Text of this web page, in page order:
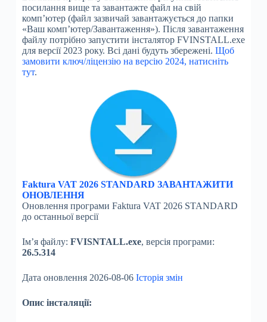
посилання вище та завантажте файл на свій
комп’ютер (файл зазвичай завантажується до папки
«Ваш комп’ютер/Завантаження»). Після завантаження
файлу потрібно запустити інсталятор FVINSTALL.exe
для версії 2023 року. Всі дані будуть збережені. Щоб
замовити ключ/ліцензію на версію 2024, натисніть
тут.
Faktura VAT 2026 STANDARD ЗАВАНТАЖИТИ
ОНОВЛЕННЯ
Оновлення програми Faktura VAT 2026 STANDARD
до останньої версії
Ім’я файлу: FVISNTALL.exe, версія програми:
26.5.314
Дата оновлення 2026-08-06 Історія змін
Опис інсталяції: